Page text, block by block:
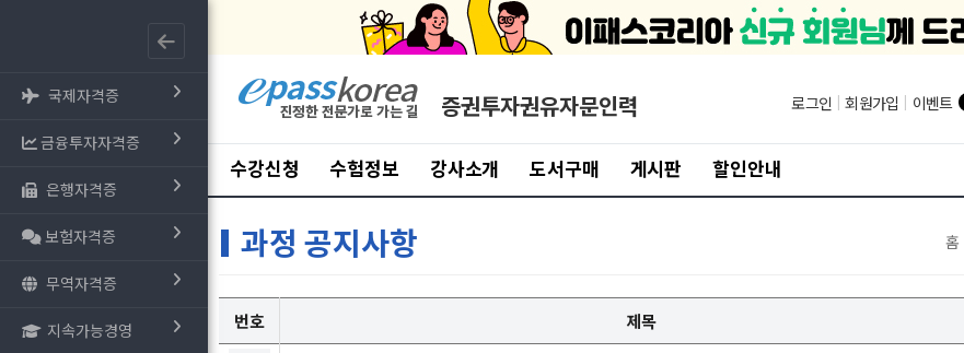
국제자격증
금융투자자격증
은행자격증
보험자격증
무역자격증
지속가능경영
증권투자권유자문인력 로그인 | 회원가입 | 이벤트
수강신청 수험정보 강사소개 도서구매 게시판 할인안내
과정 공지사항 홈
번호 제목